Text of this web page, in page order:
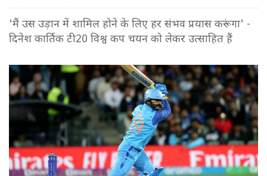
'मैं उस उड़ान में शामिल होने के लिए हर संभव प्रयास करूंगा' -
दिनेश कार्तिक टी20 विश्व कप चयन को लेकर उत्साहित हैं